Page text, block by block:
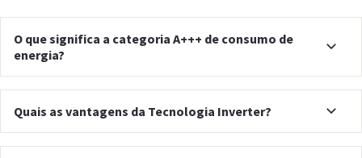
O que significa a categoria A+++ de consumo de
energia?
Quais as vantagens da Tecnologia Inverter?